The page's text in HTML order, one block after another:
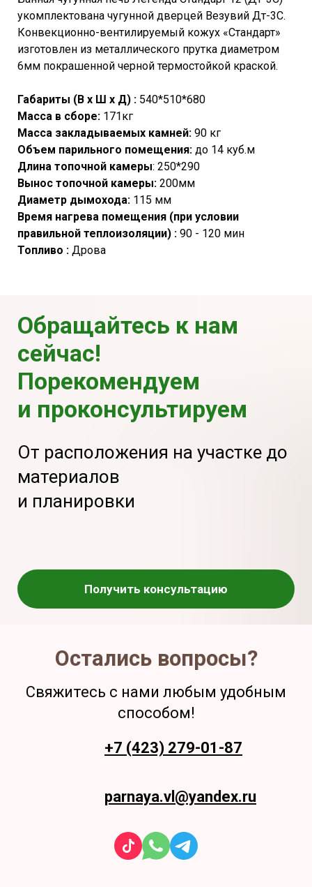
укомплектована чугунной дверцей Везувий Дт-3С.
Конвекционно-вентилируемый кожух «Стандарт»
изготовлен из металлического прутка диаметром
6мм покрашенной черной термостойкой краской.
Габариты (В х Ш х Д) : 540*510*680
Масса в сборе: 171кг
Масса закладываемых камней: 90 кг
Объем парильного помещения: до 14 куб.м
Длина топочной камеры: 250*290
Вынос топочной камеры: 200мм
Диаметр дымохода: 115 мм
Время нагрева помещения (при условии
правильной теплоизоляции) : 90 - 120 мин
Топливо : Дрова
Обращайтесь к нам
сейчас!
Порекомендуем
и проконсультируем
От расположения на участке до
материалов
и планировки
Получить консультацию
Остались вопросы?
Свяжитесь с нами любым удобным
способом!
+7 (423) 279-01-87
parnaya.vl@yandex.ru